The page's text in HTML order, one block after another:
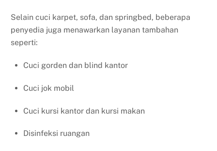
Selain cuci karpet, sofa, dan springbed, beberapa
penyedia juga menawarkan layanan tambahan
seperti:
Cuci gorden dan blind kantor
Cuci jok mobil
Cuci kursi kantor dan kursi makan
Disinfeksi ruangan